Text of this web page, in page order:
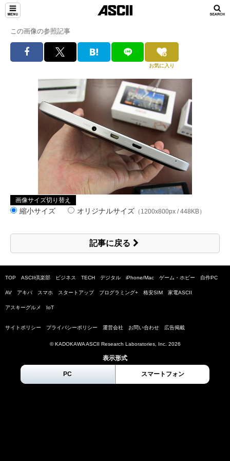
この画像の参照記事
お気に入り
画像サイズ切り替え
縮小サイズ オリジナルサイズ （1200x800px / 448KB）
記事に戻る
TOP ASCII倶楽部 ビジネス TECH デジタル iPhone/Mac ゲーム・ホビー 自作PC
AV アキバ スマホ スタートアップ プログラミング+ 格安SIM 家電ASCII
アスキーグルメ IoT
サイトポリシー プライバシーポリシー 運営会社 お問い合わせ 広告掲載
© KADOKAWA ASCII Research Laboratories, Inc. 2026
表示形式
PC スマートフォン